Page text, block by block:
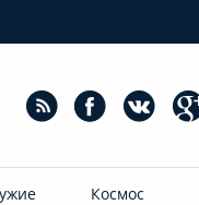
Космос